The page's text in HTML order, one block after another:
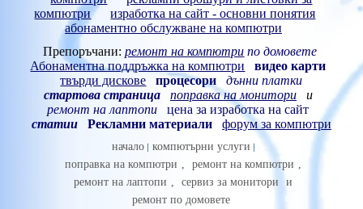
компютри
изработка на сайт - основни понятия
абонаментно обслужване на компютри
Препоръчани:ремонт на компютри по домовете
Абонаментна поддръжка на компютри
видео карти
твърди дискове
процесори
дънни платки
стартова страница
поправка на монитори и
ремонт на лаптопи
цена за изработка на сайт
статии
Рекламни материали форум за компютри
начало
компютърни услуги
поправка на компютри
ремонт на компютри
ремонт на лаптопи
сервиз за монитори
и
ремонт по домовете